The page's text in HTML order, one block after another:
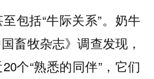
包括“牛际关系”。奶牛
畜牧杂志》调查发现，
个“熟悉的同伴”，它们